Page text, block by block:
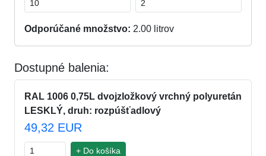
Odporúčané množstvo: 2.00 litrov
Dostupné balenia:
RAL 1006 0,75L dvojzložkový vrchný polyuretán
LESKLÝ, druh: rozpúšťadlový
49,32 EUR
+ Do košíka